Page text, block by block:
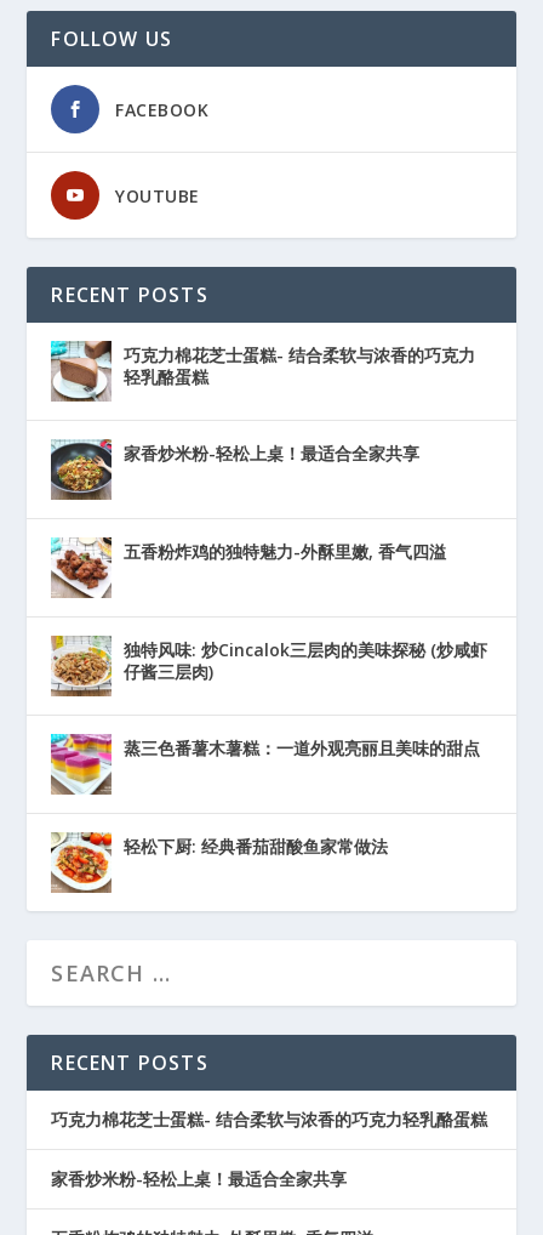
FOLLOW US
FACEBOOK
YOUTUBE
RECENT POSTS
巧克力棉花芝士蛋糕- 结合柔软与浓香的巧克力
轻乳酪蛋糕
家香炒米粉-轻松上桌！最适合全家共享
五香粉炸鸡的独特魅力-外酥里嫩, 香气四溢
独特风味: 炒Cincalok三层肉的美味探秘 (炒咸虾
仔酱三层肉)
蒸三色番薯木薯糕：一道外观亮丽且美味的甜点
轻松下厨: 经典番茄甜酸鱼家常做法
RECENT POSTS
巧克力棉花芝士蛋糕- 结合柔软与浓香的巧克力轻乳酪蛋糕
家香炒米粉-轻松上桌！最适合全家共享